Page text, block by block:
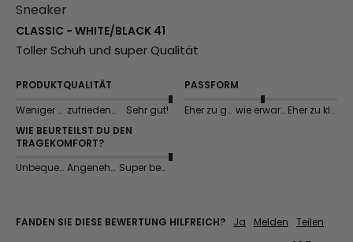
Sneaker
CLASSIC - WHITE/BLACK 41
Toller Schuh und super Qualität
PRODUKTQUALITÄT
Weniger gut
zufriedenstellend Sehr gut!
PASSFORM
Eher zu groß
wie erwartet
Eher zu klein
WIE BEURTEILST DU DEN
TRAGEKOMFORT?
Unbequem
Angenehm Super bequem
FANDEN SIE DIESE BEWERTUNG HILFREICH? Ja Melden
Teilen